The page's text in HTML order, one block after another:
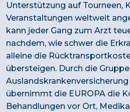
Unterstützung auf Tourneen,
Veranstaltungen weltweit
kann jeder Gang zum Arzt
nachdem, wie schwer die
alleine die
übersteigen. Durch die
übernimmt die EUROPA die
Behandlungen vor Ort,